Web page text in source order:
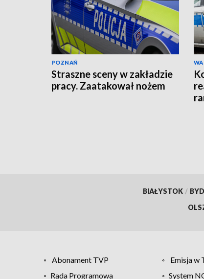
POZNAŃ
Straszne sceny w zakładzie
pracy. Zaatakował nożem
BIAŁYSTOK /
Abonament TVP Emisja w
Rada Programowa
System